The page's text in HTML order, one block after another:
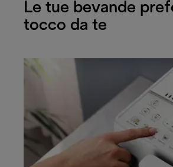
Le tue bevande
tocco da te